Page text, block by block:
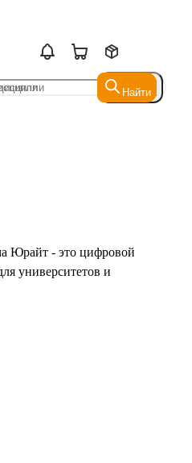
Найти
Найти
Юрайт - это цифровой
университетов и